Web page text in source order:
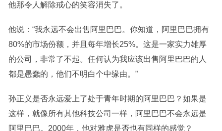
他那令人解除戒心的笑容消失了。
他说：“我永远不会出售阿里巴巴。你知道，阿里巴巴拥有
80%的市场份额，并且每年增长25%。这是一家实力雄厚
的公司，非常了不起。任何认为我应该出售阿里巴巴的人
都是愚蠢的，他们不明白个中缘由。”
孙正义是否永远爱上了处于青年时期的阿里巴巴？如果是
这样，就像所有其他科技公司一样，阿里巴巴不会永远是
阿里巴巴。2000年，他对雅虎是否也有同样的感觉？